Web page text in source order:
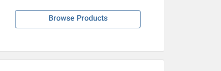
Browse Products